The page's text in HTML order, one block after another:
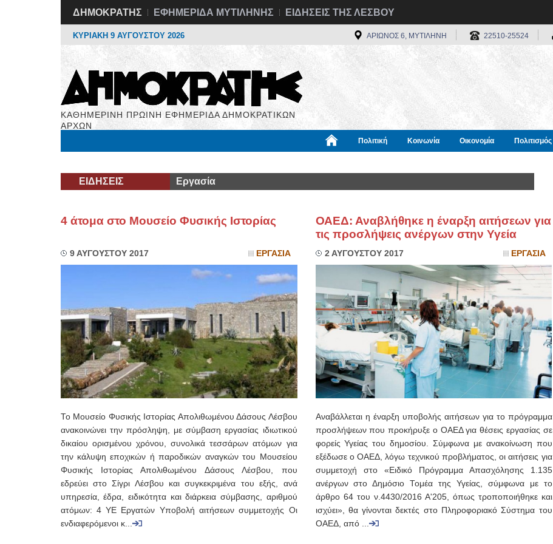
ΔΗΜΟΚΡΑΤΗΣ ΕΦΗΜΕΡΙΔΑ ΜΥΤΙΛΗΝΗΣ ΕΙΔΗΣΕΙΣ ΤΗΣ ΛΕΣΒΟΥ
ΚΥΡΙΑΚΗ 9 ΑΥΓΟΥΣΤΟΥ 2026 ΑΡΙΩΝΟΣ 6, ΜΥΤΙΛΗΝΗ 22510-25524
ΚΑΘΗΜΕΡΙΝΗ ΠΡΩΙΝΗ ΕΦΗΜΕΡΙΔΑ ΔΗΜΟΚΡΑΤΙΚΩΝ
ΑΡΧΩΝ
Πολιτική Κοινωνία Οικονομία Πολιτισμός
ΕΙΔΗΣΕΙΣ Εργασία
4 άτομα στο Μουσείο Φυσικής Ιστορίας
9 ΑΥΓΟΥΣΤΟΥ 2017 ΕΡΓΑΣΙΑ
Το Μουσείο Φυσικής Ιστορίας Απολιθωμένου Δάσους Λέσβου
ανακοινώνει την πρόσληψη, με σύμβαση εργασίας ιδιωτικού
δικαίου ορισμένου χρόνου, συνολικά τεσσάρων ατόμων για
την κάλυψη εποχικών ή παροδικών αναγκών του Μουσείου
Φυσικής Ιστορίας Απολιθωμένου Δάσους Λέσβου, που
εδρεύει στο Σίγρι Λέσβου και συγκεκριμένα του εξής, ανά
υπηρεσία, έδρα, ειδικότητα και διάρκεια σύμβασης, αριθμού
ατόμων: 4 ΥΕ Εργατών Υποβολή αιτήσεων συμμετοχής Οι
ενδιαφερόμενοι κ...
ΟΑΕΔ: Αναβλήθηκε η έναρξη αιτήσεων για
τις προσλήψεις ανέργων στην Υγεία
2 ΑΥΓΟΥΣΤΟΥ 2017 ΕΡΓΑΣΙΑ
Αναβάλλεται η έναρξη υποβολής αιτήσεων για το πρόγραμμα
προσλήψεων που προκήρυξε ο ΟΑΕΔ για θέσεις εργασίας σε
φορείς Υγείας του δημοσίου. Σύμφωνα με ανακοίνωση που
εξέδωσε ο ΟΑΕΔ, λόγω τεχνικού προβλήματος, οι αιτήσεις για
συμμετοχή στο «Ειδικό Πρόγραμμα Απασχόλησης 1.135
ανέργων στο Δημόσιο Τομέα της Υγείας, σύμφωνα με το
άρθρο 64 του ν.4430/2016 Α'205, όπως τροποποιήθηκε και
ισχύει», θα γίνονται δεκτές στο Πληροφοριακό Σύστημα του
ΟΑΕΔ, από ...